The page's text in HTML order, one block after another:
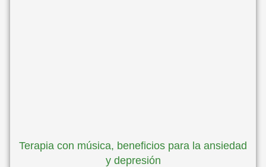
Terapia con música, beneficios para la ansiedad
y depresión